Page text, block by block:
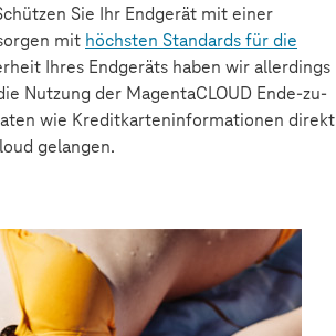
Sie Ihr Endgerät mit einer
mit höchsten Standards für die
Ihres Endgeräts haben wir allerdings
Nutzung der MagentaCLOUD Ende-zu-
wie Kreditkarteninformationen direkt
gelangen.